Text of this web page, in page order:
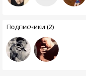
Подписчики (2)